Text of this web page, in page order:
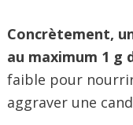
Concrètement,
au maximum 1 g
faible pour
aggraver une